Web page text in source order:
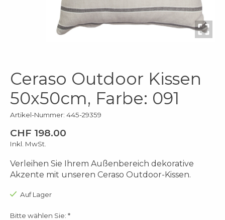
Ceraso Outdoor Kissen
50x50cm, Farbe: 091
Artikel-Nummer: 445-29359
CHF 198.00
Inkl. MwSt.
Verleihen Sie Ihrem Außenbereich dekorative
Akzente mit unseren Ceraso Outdoor-Kissen.
Auf Lager
Bitte wählen Sie: *